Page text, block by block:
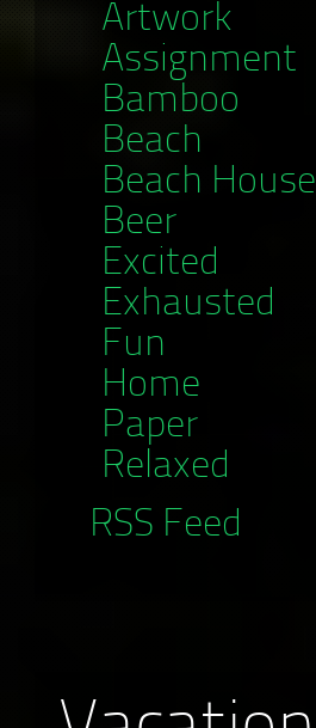
Artwork
Assignment
Bamboo
Beach
Beach House
Beer
Excited
Exhausted
Fun
Home
Paper
Relaxed
RSS Feed